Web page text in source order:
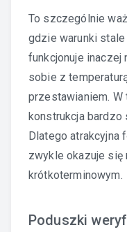
To szczególnie
gdzie warunki
funkcjonuje inaczej
sobie z
przestawianiem. W
konstrukcja bardzo
Dlatego atrakcyjna
zwykle okazuje się
krótkoterminowym.
Poduszki